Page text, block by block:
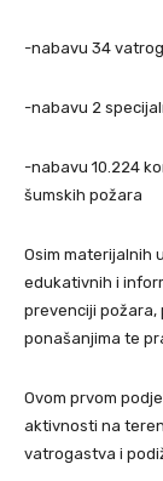
-nabavu 34
-nabavu 2
-nabavu 10.224
šumskih požara
Osim materijalnih
edukativnih i
prevenciji požara,
ponašanjima te
Ovom prvom
aktivnosti na
vatrogastva i